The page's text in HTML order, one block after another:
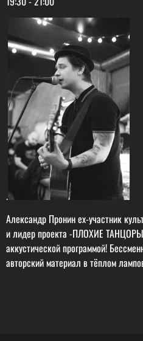
.
Александр Пронин ex-участник
и лидер проекта -ПЛОХИЕ
аккустической программой!
авторский материал в тёплом